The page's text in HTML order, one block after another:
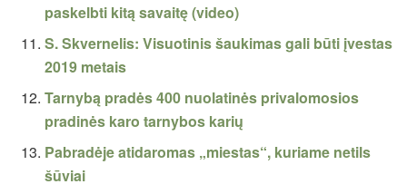
paskelbti kitą savaitę (video)
S. Skvernelis: Visuotinis šaukimas gali būti įvestas
2019 metais
Tarnybą pradės 400 nuolatinės privalomosios
pradinės karo tarnybos karių
Pabradėje atidaromas „miestas“, kuriame netils
šūviai